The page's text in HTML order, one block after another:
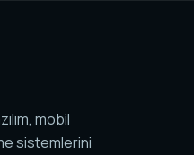
mobil
sistemlerini